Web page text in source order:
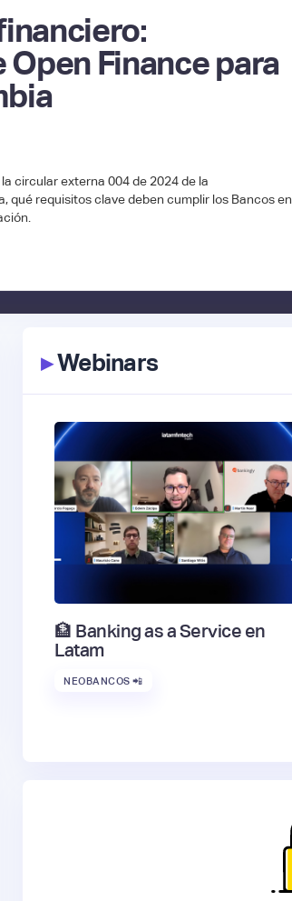
Finance para
circular externa 004 de 2024 de la
qué requisitos clave deben cumplir los Bancos en
▸Webinars
🏦 Banking as a Service en
Latam
NEOBANCOS 📲